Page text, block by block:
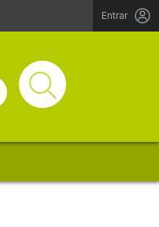
Entrar